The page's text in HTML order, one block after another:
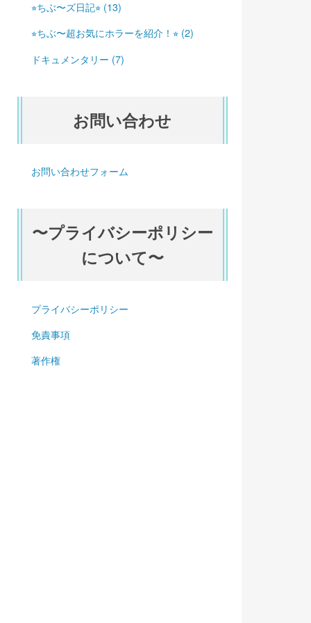
⭐︎ちぶ〜ズ日記⭐︎ (13)
⭐︎ちぶ〜超お気にホラーを紹介！⭐︎ (2)
ドキュメンタリー (7)
お問い合わせ
お問い合わせフォーム
〜プライバシーポリシー
について〜
プライバシーポリシー
免責事項
著作権